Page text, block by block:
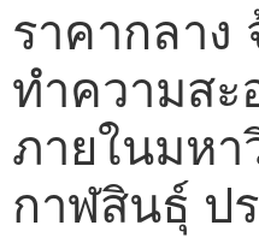
ราคากลาง
ทำความสะ
ภายในมหา
กาฬสินธุ์ ป